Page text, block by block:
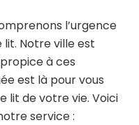
l’urgence
lit. Notre ville est
à ces
est là pour vous
lit de votre vie. Voici
service :